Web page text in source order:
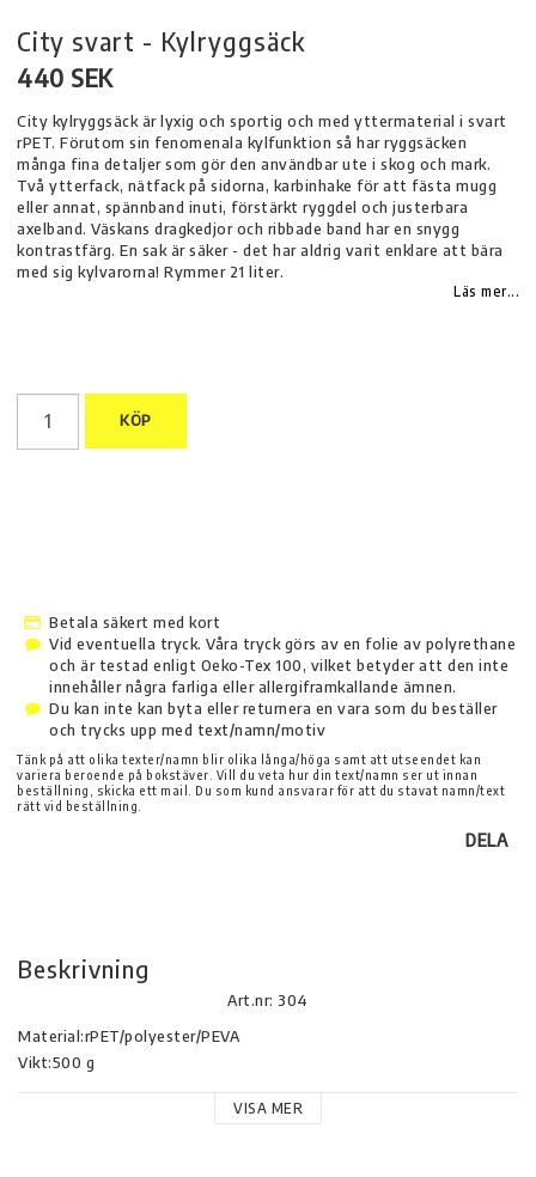
City svart - Kylryggsäck
440 SEK
City kylryggsäck är lyxig och sportig och med yttermaterial i svart
rPET. Förutom sin fenomenala kylfunktion så har ryggsäcken
många fina detaljer som gör den användbar ute i skog och mark.
Två ytterfack, nätfack på sidorna, karbinhake för att fästa mugg
eller annat, spännband inuti, förstärkt ryggdel och justerbara
axelband. Väskans dragkedjor och ribbade band har en snygg
kontrastfärg. En sak är säker - det har aldrig varit enklare att bära
med sig kylvarorna! Rymmer 21 liter.
Läs mer...
KÖP
Betala säkert med kort
Vid eventuella tryck. Våra tryck görs av en folie av polyrethane
och är testad enligt Oeko-Tex 100, vilket betyder att den inte
innehåller några farliga eller allergiframkallande ämnen.
Du kan inte kan byta eller returnera en vara som du beställer
och trycks upp med text/namn/motiv
Tänk på att olika texter/namn blir olika långa/höga samt att utseendet kan
variera beroende på bokstäver. Vill du veta hur din text/namn ser ut innan
beställning, skicka ett mail. Du som kund ansvarar för att du stavat namn/text
rätt vid beställning.
DELA
Beskrivning
Art.nr: 304
Material:rPET/polyester/PEVA
Vikt:500 g
Bredd:19 cm
VISA MER